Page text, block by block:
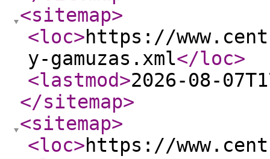
<sitemap>
<loc>https://
y-gamuzas.xml</loc>
<lastmod>2026-08-
</sitemap>
<sitemap>
<loc>https://